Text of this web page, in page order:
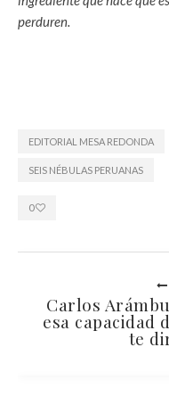
perduren.
EDITORIAL MESA REDONDA
SEIS NÉBULAS PERUANAS
0
Carlos
esa capacidad
te